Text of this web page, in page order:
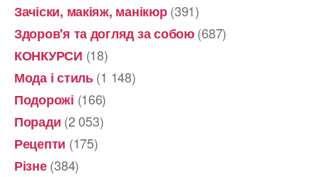
Зачіски, макіяж, манікюр(391)
Здоров'я та догляд за собою(687)
КОНКУРСИ (18)
Мода і стиль(1 148)
Подорожі (166)
Поради (2 053)
Рецепти (175)
Різне(384)